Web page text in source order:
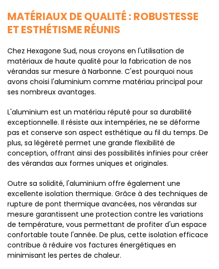
MATÉRIAUX DE QUALITÉ : ROBUSTESSE
ET ESTHÉTISME RÉUNIS
Chez Hexagone Sud, nous croyons en l'utilisation de
matériaux de haute qualité pour la fabrication de nos
vérandas sur mesure à Narbonne. C'est pourquoi nous
avons choisi l'aluminium comme matériau principal pour
ses nombreux avantages.
L'aluminium est un matériau réputé pour sa durabilité
exceptionnelle. Il résiste aux intempéries, ne se déforme
pas et conserve son aspect esthétique au fil du temps. De
plus, sa légèreté permet une grande flexibilité de
conception, offrant ainsi des possibilités infinies pour créer
des vérandas aux formes uniques et originales.
Outre sa solidité, l'aluminium offre également une
excellente isolation thermique. Grâce à des techniques de
rupture de pont thermique avancées, nos vérandas sur
mesure garantissent une protection contre les variations
de température, vous permettant de profiter d'un espace
confortable toute l'année. De plus, cette isolation efficace
contribue à réduire vos factures énergétiques en
minimisant les pertes de chaleur.